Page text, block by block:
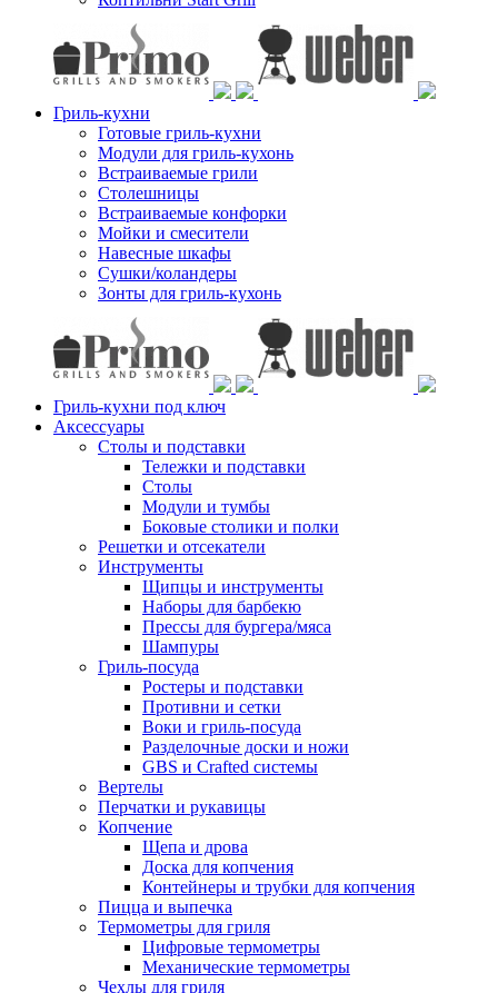
Гриль-кухни
Готовые гриль-кухни
Модули для гриль-кухонь
Встраиваемые грили
Столешницы
Встраиваемые конфорки
Мойки и смесители
Навесные шкафы
Сушки/коландеры
Зонты для гриль-кухонь
Гриль-кухни под ключ
Аксессуары
Столы и подставки
Тележки и подставки
Столы
Модули и тумбы
Боковые столики и полки
Решетки и отсекатели
Инструменты
Щипцы и инструменты
Наборы для барбекю
Прессы для бургера/мяса
Шампуры
Гриль-посуда
Ростеры и подставки
Противни и сетки
Воки и гриль-посуда
Разделочные доски и ножи
GBS и Crafted системы
Вертелы
Перчатки и рукавицы
Копчение
Щепа и дрова
Доска для копчения
Контейнеры и трубки для копчения
Пицца и выпечка
Термометры для гриля
Цифровые термометры
Механические термометры
Чехлы для гриля